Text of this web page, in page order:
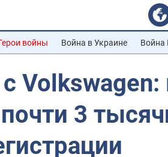
войны Война в Украине Война
Volkswagen:
3